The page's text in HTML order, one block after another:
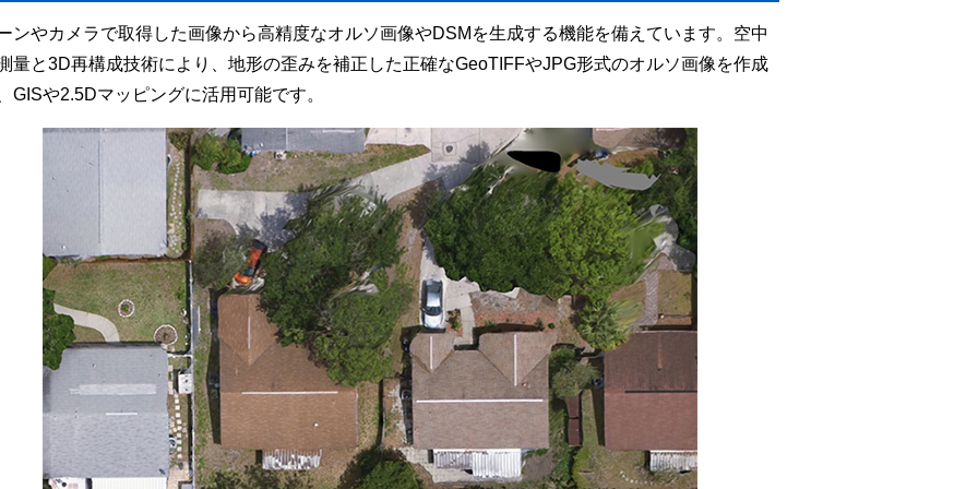
ンやカメラで取得した画像から高精度なオルソ画像やDSMを生成する機能を備えています。空中
量と3D再構成技術により、地形の歪みを補正した正確なGeoTIFFやJPG形式のオルソ画像を作成
GISや2.5Dマッピングに活用可能です。